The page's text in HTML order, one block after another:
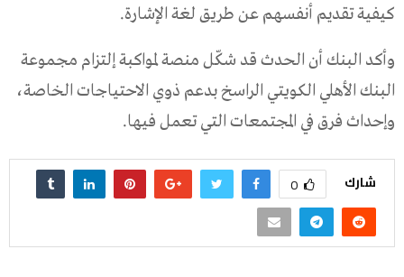
كيفية تقديم أنفسهم عن طريق لغة الإشارة.
وأكد البنك أن الحدث قد شكّل منصة لمواكبة إلتزام مجموعة
البنك الأهلي الكويتي الراسخ بدعم ذوي الاحتياجات الخاصة،
وإحداث فرق في المجتمعات التي تعمل فيها.
شارك 0